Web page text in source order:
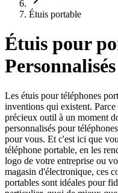
Étuis portable
Étuis pour
Personnalisés
Les étuis pour téléphones
inventions qui existent.
précieux outil à un moment
personnalisés pour
pour vous. Et c'est ici que
téléphone portable, en les
logo de votre entreprise ou
magasin d'électronique, ces
portables sont idéales pour